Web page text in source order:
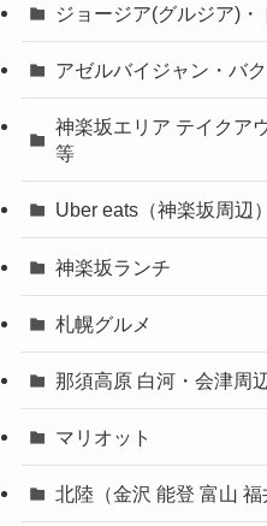
ジョージア(グルジア)・
アゼルバイジャン・バ
神楽坂エリア テイクア
等
Uber eats（神楽坂周辺）
神楽坂ランチ
札幌グルメ
那須高原 白河・会津周
マリオット
北陸（金沢 能登 富山 福